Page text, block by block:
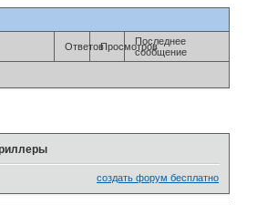
ОтветовПросмотровПоследнее
сообщение
создать форум бесплатно